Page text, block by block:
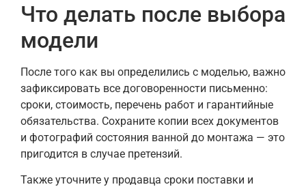
Что делать после выбора
модели
После того как вы определились с моделью, важно
зафиксировать все договоренности письменно:
сроки, стоимость, перечень работ и гарантийные
обязательства. Сохраните копии всех документов
и фотографий состояния ванной до монтажа — это
пригодится в случае претензий.
Также уточните у продавца сроки поставки и